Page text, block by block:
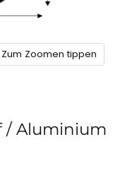
Zum Zoomen tippen
/ Aluminium